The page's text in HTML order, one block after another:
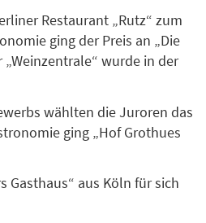
Restaurant „Rutz“ zum
ging der Preis an „Die
wurde in der
wählten die Juroren das
ging „Hof Grothues
Gasthaus“ aus Köln für sich